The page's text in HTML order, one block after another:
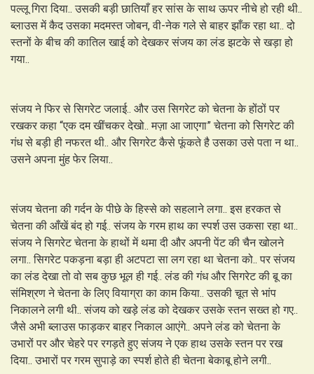
पल्लू गिरा दिया.. उसकी बड़ी छातियाँ हर सांस के साथ ऊपर नीचे हो रही थी..
ब्लाउस में कैद उसका मदमस्त जोबन, वी-नेक गले से बाहर झाँक रहा था.. दो
स्तनों के बीच की कातिल खाई को देखकर संजय का लंड झटके से खड़ा हो
गया..
संजय ने फिर से सिगरेट जलाई.. और उस सिगरेट को चेतना के होंठों पर
रखकर कहा “एक दम खींचकर देखो.. मज़ा आ जाएगा” चेतना को सिगरेट की
गंध से बड़ी ही नफरत थी.. और सिगरेट कैसे फूंकते है उसका उसे पता न था..
उसने अपना मुंह फेर लिया..
संजय चेतना की गर्दन के पीछे के हिस्से को सहलाने लगा.. इस हरकत से
चेतना की आँखें बंद हो गई.. संजय के गरम हाथ का स्पर्श उस उकसा रहा था..
संजय ने सिगरेट चेतना के हाथों में थमा दी और अपनी पेंट की चैन खोलने
लगा.. सिगरेट पकड़ना बड़ा ही अटपटा सा लग रहा था चेतना को.. पर संजय
का लंड देखा तो वो सब कुछ भूल ही गई.. लंड की गंध और सिगरेट की बू का
संमिश्रण ने चेतना के लिए वियाग्रा का काम किया.. उसकी चूत से भांप
निकालने लगी थी.. संजय को खड़े लंड को देखकर उसके स्तन सख्त हो गए..
जैसे अभी ब्लाउस फाड़कर बाहर निकाल आएंगे.. अपने लंड को चेतना के
उभारों पर और चेहरे पर रगड़ते हुए संजय ने एक हाथ उसके स्तन पर रख
दिया.. उभारों पर गरम सुपाड़े का स्पर्श होते ही चेतना बेकाबू होने लगी.. ​